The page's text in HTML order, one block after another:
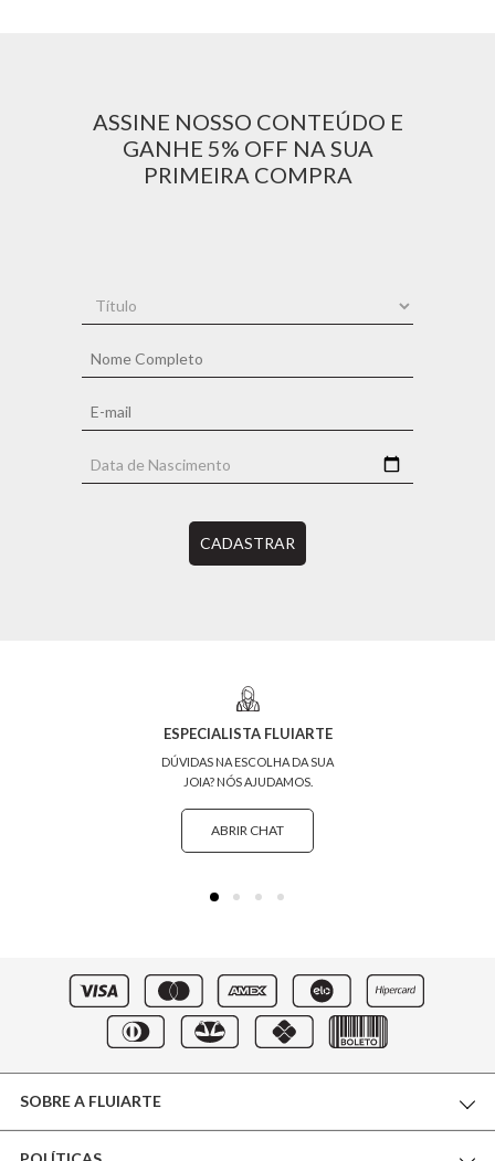
ASSINE NOSSO CONTEÚDO E
GANHE 5% OFF NA SUA
PRIMEIRA COMPRA
CADASTRAR
ESPECIALISTA FLUIARTE
DÚVIDAS NA ESCOLHA DA SUA
JOIA? NÓS AJUDAMOS.
ABRIR CHAT
SOBRE A FLUIARTE